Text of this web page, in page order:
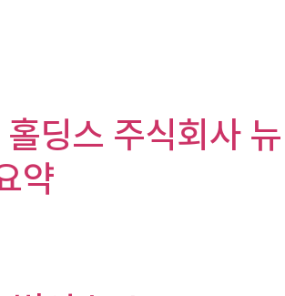
딩스 주식회사 뉴
약